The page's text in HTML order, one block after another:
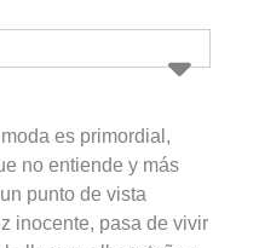
es primordial,
no entiende y más
punto de vista
inocente, pasa de vivir